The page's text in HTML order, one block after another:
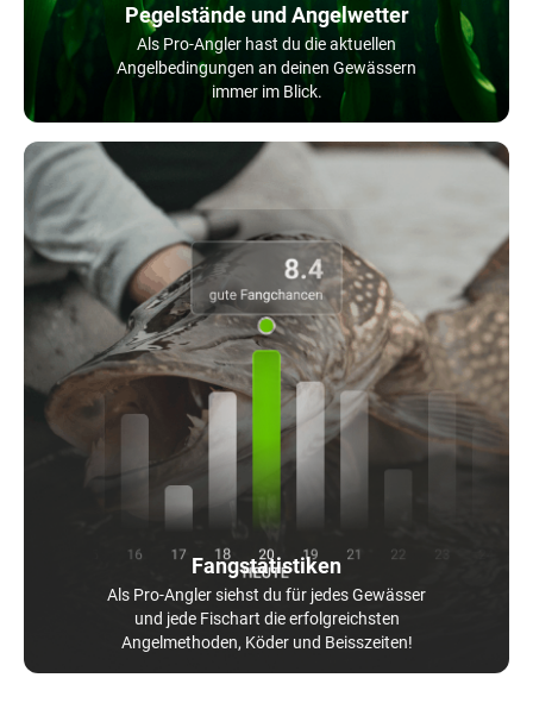
Pegelstände und Angelwetter
Als Pro-Angler hast du die aktuellen
Angelbedingungen an deinen Gewässern
immer im Blick.
Fangstatistiken
Als Pro-Angler siehst du für jedes Gewässer
und jede Fischart die erfolgreichsten
Angelmethoden, Köder und Beisszeiten!